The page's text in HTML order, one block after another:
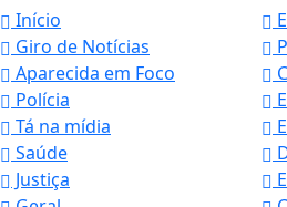
Início
Giro de Notícias
Aparecida em Foco
Polícia
Tá na mídia
Saúde
Justiça